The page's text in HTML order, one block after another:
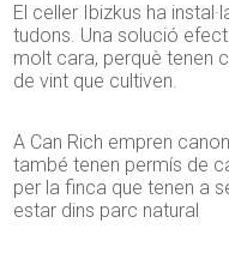
El celler Ibizkus ha
tudons. Una solució
molt cara, perquè tenen
de vint que cultiven.
A Can Rich empren
també tenen permís de
per la finca que tenen a
estar dins parc natural